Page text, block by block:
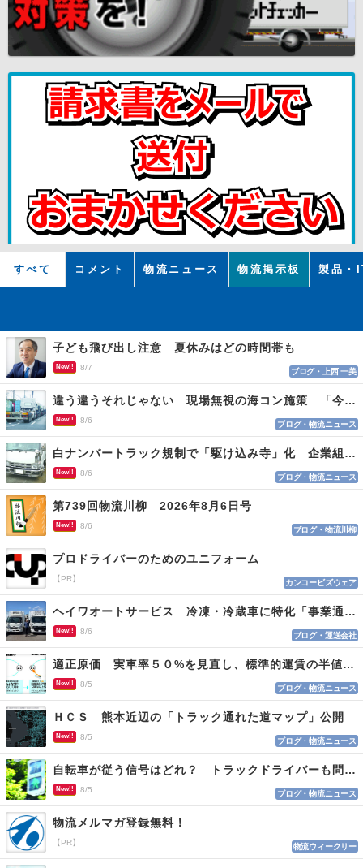
すべて コメント 物流ニュース 物流掲示板 製品・
子ども飛び出し注意 夏休みはどの時間帯も
New!! 8/7 ブログ・上西 一美
違う違うそれじゃない 現場無視の海コン施策 「今でも平均２～３時間は待つ」
New!! 8/6 ブログ・物流ニュース
白ナンバートラック規制で「駆け込み寺」化 企業組合が入会基準を見直しへ
New!! 8/6 ブログ・物流ニュース
第739回物流川柳 2026年8月6日号
New!! 8/6 ブログ・物流川柳
プロドライバーのためのユニフォーム
【PR】 カンコービズウェア
ヘイワオートサービス 冷凍・冷蔵車に特化「事業通じ貢献目指す」
New!! 8/6 ブログ・運送会社
適正原価 実車率５０%を見直し、標準的運賃の半値の恐れも
New!! 8/5 ブログ・物流ニュース
ＨＣＳ 熊本近辺の「トラック通れた道マップ」公開
New!! 8/5 ブログ・物流ニュース
自転車が従う信号はどれ？ トラックドライバーも問われる認識
New!! 8/5 ブログ・物流ニュース
物流メルマガ登録無料！
【PR】 物流ウィークリー